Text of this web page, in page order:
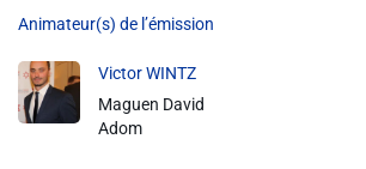
MEDIAS
Photos
Animateur(s) de l’émission
Victor WINTZ
Maguen David
Adom